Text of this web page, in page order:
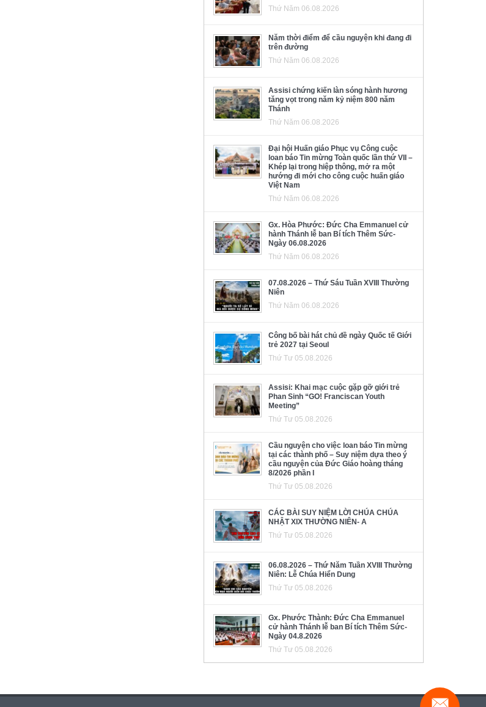
Thứ Năm 06.08.2026
Năm thời điểm để cầu nguyện khi đang đi
trên đường
Thứ Năm 06.08.2026
Assisi chứng kiến làn sóng hành hương
tăng vọt trong năm kỷ niệm 800 năm
Thánh
Thứ Năm 06.08.2026
Đại hội Huấn giáo Phục vụ Công cuộc
loan báo Tin mừng Toàn quốc lần thứ VII –
Khép lại trong hiệp thông, mở ra một
hướng đi mới cho công cuộc huấn giáo
Việt Nam
Thứ Năm 06.08.2026
Gx. Hòa Phước: Đức Cha Emmanuel cử
hành Thánh lễ ban Bí tích Thêm Sức-
Ngày 06.08.2026
Thứ Năm 06.08.2026
07.08.2026 – Thứ Sáu Tuần XVIII Thường
Niên
Thứ Năm 06.08.2026
Công bố bài hát chủ đề ngày Quốc tế Giới
trẻ 2027 tại Seoul
Thứ Tư 05.08.2026
Assisi: Khai mạc cuộc gặp gỡ giới trẻ
Phan Sinh “GO! Franciscan Youth
Meeting”
Thứ Tư 05.08.2026
Cầu nguyện cho việc loan báo Tin mừng
tại các thành phố – Suy niệm dựa theo ý
cầu nguyện của Đức Giáo hoàng tháng
8/2026 phần I
Thứ Tư 05.08.2026
CÁC BÀI SUY NIỆM LỜI CHÚA CHÚA
NHẬT XIX THƯỜNG NIÊN- A
Thứ Tư 05.08.2026
06.08.2026 – Thứ Năm Tuần XVIII Thường
Niên: Lễ Chúa Hiển Dung
Thứ Tư 05.08.2026
Gx. Phước Thành: Đức Cha Emmanuel
cử hành Thánh lễ ban Bí tích Thêm Sức-
Ngày 04.8.2026
Thứ Tư 05.08.2026